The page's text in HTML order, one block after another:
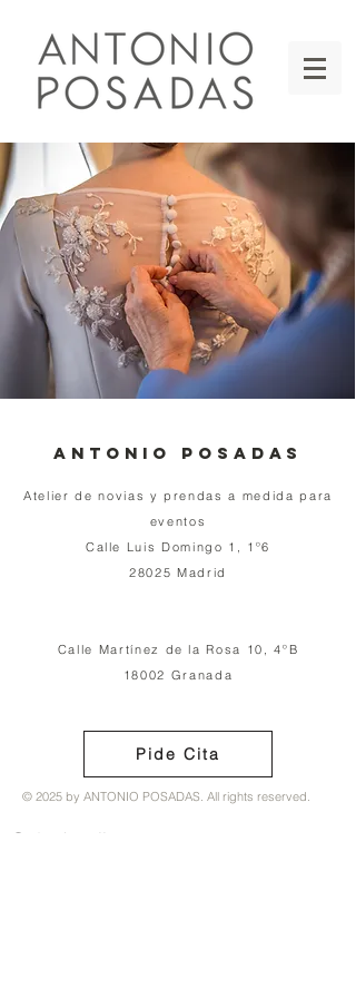
ANTONIO POSADAS
Atelier de novias y prendas a medida para
eventos
Calle Luis Domingo 1, 1º6
28025 Madrid
Calle Martínez de la Rosa 10, 4ºB
18002 Granada
Pide Cita
© 2025 by ANTONIO POSADAS. All rights reserved.
Guía de tallas